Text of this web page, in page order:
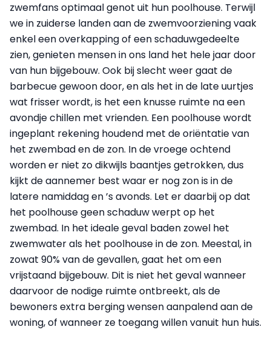
zwemfans optimaal genot uit hun poolhouse. Terwijl
we in zuiderse landen aan de zwemvoorziening vaak
enkel een overkapping of een schaduwgedeelte
zien, genieten mensen in ons land het hele jaar door
van hun bijgebouw. Ook bij slecht weer gaat de
barbecue gewoon door, en als het in de late uurtjes
wat frisser wordt, is het een knusse ruimte na een
avondje chillen met vrienden. Een poolhouse wordt
ingeplant rekening houdend met de oriëntatie van
het zwembad en de zon. In de vroege ochtend
worden er niet zo dikwijls baantjes getrokken, dus
kijkt de aannemer best waar er nog zon is in de
latere namiddag en ’s avonds. Let er daarbij op dat
het poolhouse geen schaduw werpt op het
zwembad. In het ideale geval baden zowel het
zwemwater als het poolhouse in de zon. Meestal, in
zowat 90% van de gevallen, gaat het om een
vrijstaand bijgebouw. Dit is niet het geval wanneer
daarvoor de nodige ruimte ontbreekt, als de
bewoners extra berging wensen aanpalend aan de
woning, of wanneer ze toegang willen vanuit hun huis.